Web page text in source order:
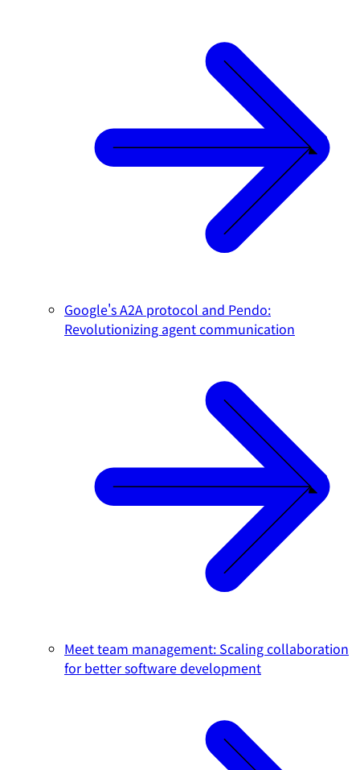
Google's A2A protocol and Pendo:
Revolutionizing agent communication
Meet team management: Scaling collaboration
for better software development